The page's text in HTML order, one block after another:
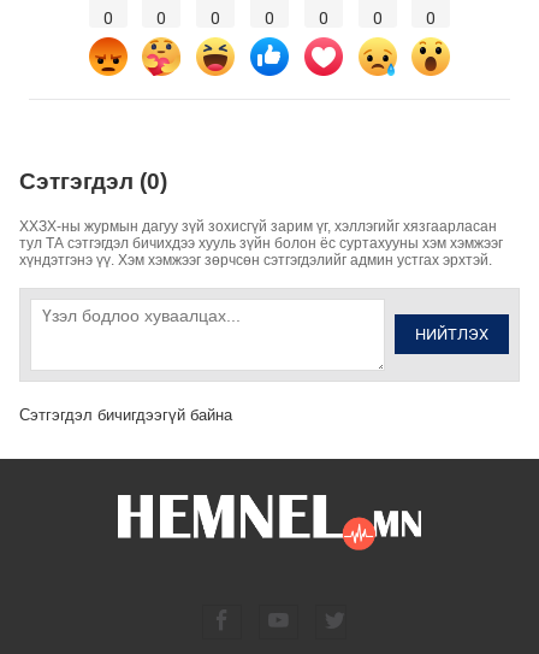
0 0 0 0 0 0 0
Сэтгэгдэл (0)
ХХЗХ-ны журмын дагуу зүй зохисгүй зарим үг, хэллэгийг хязгаарласан
тул ТА сэтгэгдэл бичихдээ хууль зүйн болон ёс суртахууны хэм хэмжээг
хүндэтгэнэ үү. Хэм хэмжээг зөрчсөн сэтгэгдэлийг админ устгах эрхтэй.
НИЙТЛЭХ
Сэтгэгдэл бичигдээгүй байна